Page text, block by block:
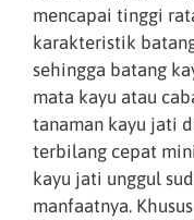
mencapai tinggi
karakteristik
sehingga batang
mata kayu atau
tanaman kayu jati
terbilang cepat
kayu jati unggul
manfaatnya.